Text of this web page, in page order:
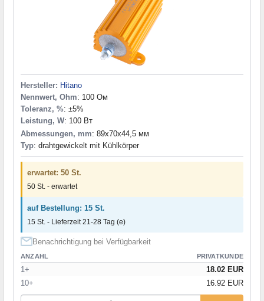
Hersteller: Hitano
Nennwert, Ohm: 100 Ом
Toleranz, %: ±5%
Leistung, W: 100 Вт
Abmessungen, mm: 89x70x44,5 мм
Typ: drahtgewickelt mit Kühlkörper
erwartet: 50 St.
50 St. - erwartet
auf Bestellung: 15 St.
15 St. - Lieferzeit 21-28 Tag (e)
Benachrichtigung bei Verfügbarkeit
ANZAHL PRIVATKUNDE
1+
18.02 EUR
10+
16.92 EUR